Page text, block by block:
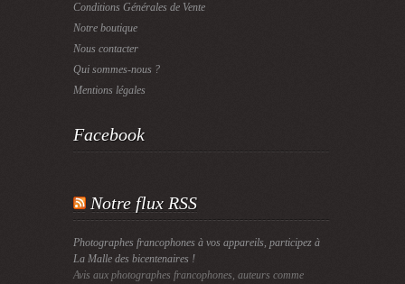
Conditions Générales de Vente
Notre boutique
Nous contacter
Qui sommes-nous ?
Mentions légales
Facebook
Notre flux RSS
Photographes francophones à vos appareils, participez à
La Malle des bicentenaires !
Avis aux photographes francophones, auteurs comme